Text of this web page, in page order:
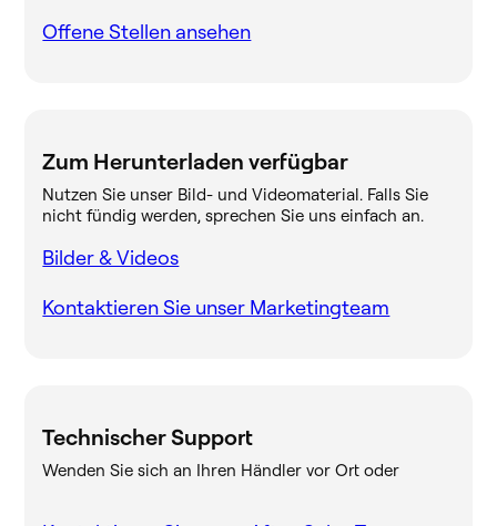
Offene Stellen ansehen
Technischer Support
Wenden Sie sich an Ihren Händler vor Ort oder
Zum Herunterladen verfügbar
Nutzen Sie unser Bild- und Videomaterial. Falls Sie
nicht fündig werden, sprechen Sie uns einfach an.
Bilder & Videos
Kontaktieren Sie unser Marketingteam